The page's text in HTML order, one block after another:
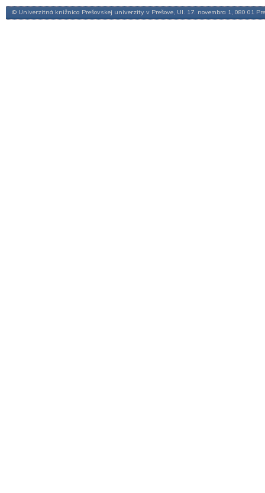
© Univerzitná knižnica Prešovskej univerzity v Prešove, Ul. 17. novembra 1, 080 01